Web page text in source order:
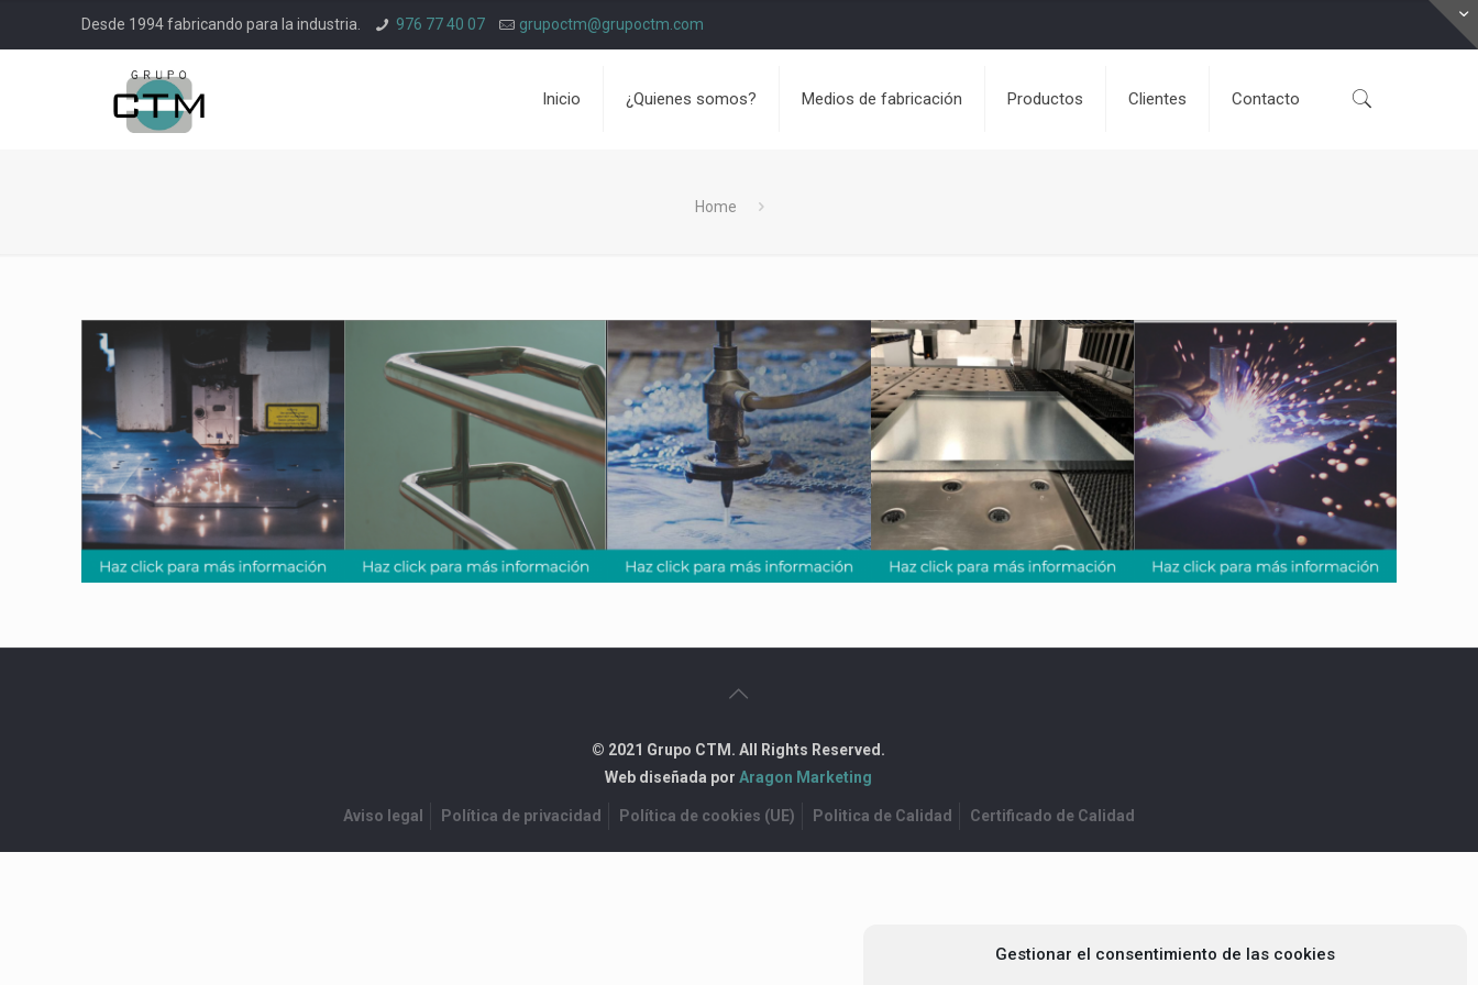
Gestionar el consentimiento de las cookies
Desde 1994 fabricando para la industria. 976 77 40 07 grupoctm@grupoctm.com
Inicio ¿Quienes somos? Medios de fabricación Productos Clientes Contacto
Home
© 2021 Grupo CTM. All Rights Reserved.
Web diseñada porAragon Marketing
Aviso legal Política de privacidad Política de cookies (UE) Politica de Calidad Certificado de Calidad